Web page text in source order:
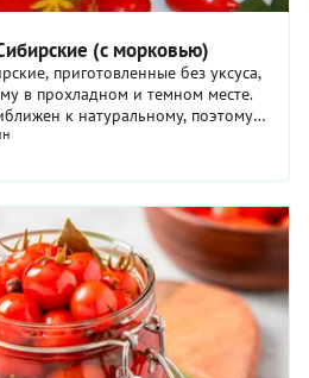
(с морковью)
приготовленные без уксуса,
в прохладном и темном месте.
к натуральному, поэтому
себя и в салатах, и в
для соусов. Чтобы
порчи продукта при
банки, смажьте каждую
слоем. Горчица обладает
но при этом никак не влияет